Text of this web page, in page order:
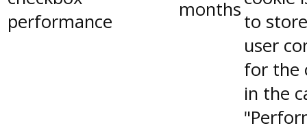
performance
months
to
user
for the
in the